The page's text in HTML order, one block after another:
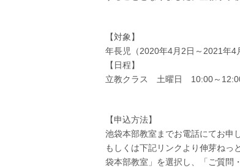
【対象】
年長児（2020年4月2日～2021年4
【日程】
立教クラス 土曜日 10:00～12:00
【申込方法】
池袋本部教室までお電話にてお申
もしくは下記リンクより伸芽ねっ
袋本部教室」を選択し、「ご質問